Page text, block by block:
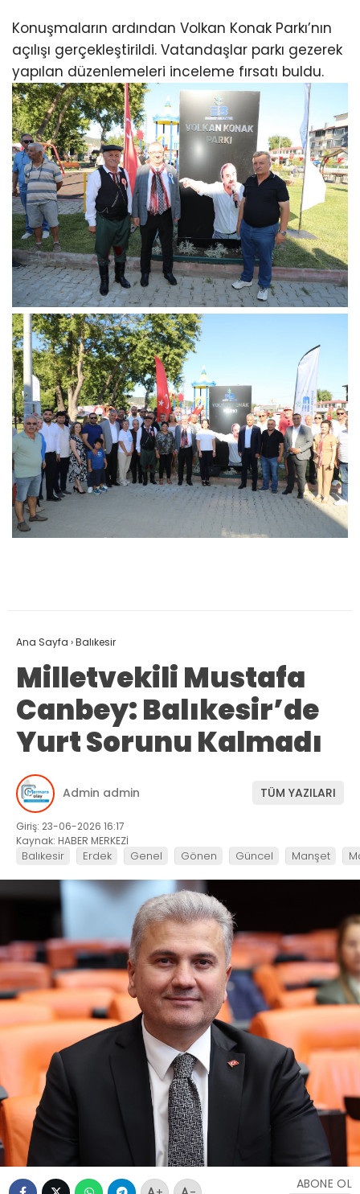
Konuşmaların ardından Volkan Konak Parkı’nın
açılışı gerçekleştirildi. Vatandaşlar parkı gezerek
yapılan düzenlemeleri inceleme fırsatı buldu.
Ana Sayfa ›Balıkesir
Milletvekili Mustafa
Canbey: Balıkesir’de
Yurt Sorunu Kalmadı
Admin admin TÜM YAZILARI
Giriş: 23-06-2026 16:17
Kaynak: HABER MERKEZİ
Balıkesir Erdek Genel Gönen Güncel Manşet
ABONE OL